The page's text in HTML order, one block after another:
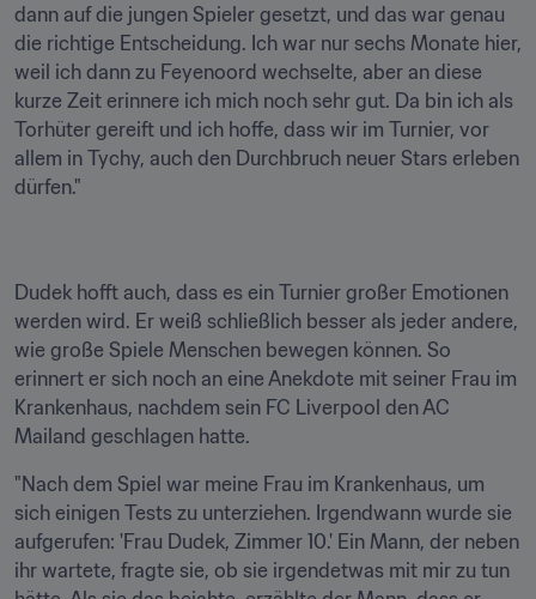
dann auf die jungen Spieler gesetzt, und das war genau
die richtige Entscheidung. Ich war nur sechs Monate hier,
weil ich dann zu Feyenoord wechselte, aber an diese
kurze Zeit erinnere ich mich noch sehr gut. Da bin ich als
Torhüter gereift und ich hoffe, dass wir im Turnier, vor
allem in Tychy, auch den Durchbruch neuer Stars erleben
dürfen."
Dudek hofft auch, dass es ein Turnier großer Emotionen
werden wird. Er weiß schließlich besser als jeder andere,
wie große Spiele Menschen bewegen können. So
erinnert er sich noch an eine Anekdote mit seiner Frau im
Krankenhaus, nachdem sein FC Liverpool den AC
Mailand geschlagen hatte.
"Nach dem Spiel war meine Frau im Krankenhaus, um
sich einigen Tests zu unterziehen. Irgendwann wurde sie
aufgerufen: 'Frau Dudek, Zimmer 10.' Ein Mann, der neben
ihr wartete, fragte sie, ob sie irgendetwas mit mir zu tun